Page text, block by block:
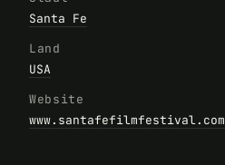
Santa Fe
Land
USA
Website
www.santafefilmfestival.com